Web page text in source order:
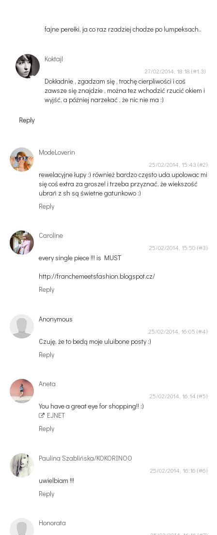
fajne perełki, ja co raz rzadziej chodze po lumpeksach..
Koktajl
27/02/2014, 18:18
Dokładnie , zgadzam się , trochę cierpliwości i coś
zawsze się znajdzie , można tez wchodzić rzucić okiem i
wyjść, a później narzekać , że nic nie ma :)
Reply
ModeLoverin
25/02/2014, 15:43
rewelacyjne łupy :) również bardzo często uda upolowac mi
się coś extra za grosze! i trzeba przyznać, że wiekszość
ubrań z sh są świetne gatunkowo :)
Reply
Caroline
25/02/2014, 15:50
every single piece !!! is MUST
http://franchemeetsfashion.blogspot.cz/
Reply
Anonymous
25/02/2014, 16:05
Czuję, że to bedą moje uluibone posty :)
Reply
Aneta
25/02/2014, 16:14
You have a great eye for shopping!! :)
EJNET
Reply
Paulina Szablińska/KOKORINOO
25/02/2014, 16:16
uwielbiam !!!
Reply
Honorata